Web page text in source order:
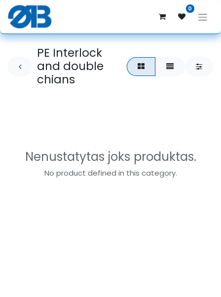
0
PE Interlock
and double
chians
Nenustatytas joks produktas.
No product defined in this category.